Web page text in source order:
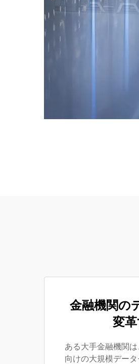
金融機関の
変
ある大手金融機関
向けの大規模デー